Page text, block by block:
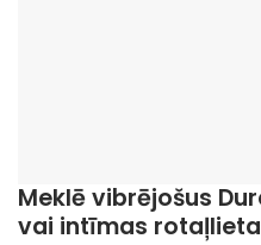
Meklē vibrējošus
vai intīmas